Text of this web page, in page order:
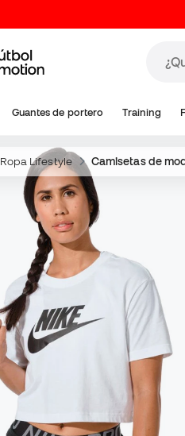
Guantes de portero Training
Ropa Lifestyle Camisetas de